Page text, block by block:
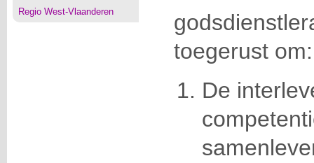
Regio West-Vlaanderen
toegerust om:
De